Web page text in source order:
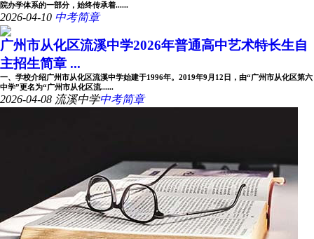
院办学体系的一部分，始终传承着......
2026-04-10 中考简章
广州市从化区流溪中学2026年普通高中艺术特长生自
主招生简章 ...
一、学校介绍广州市从化区流溪中学始建于1996年。2019年9月12日，由“广州市从化区第六
中学”更名为“广州市从化区流......
2026-04-08 流溪中学中考简章